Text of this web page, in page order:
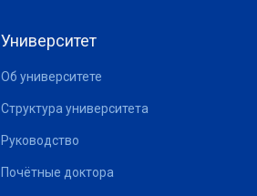
Университет
Об университете
Структура университета
Руководство
Почётные доктора